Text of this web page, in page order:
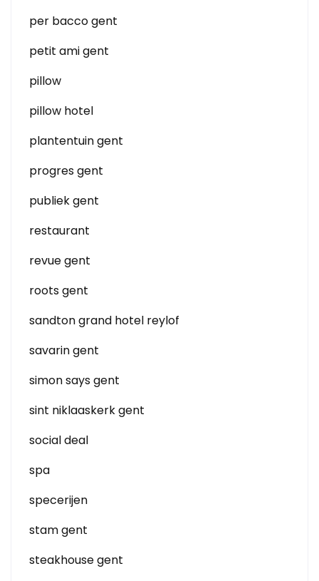
per bacco gent
petit ami gent
pillow
pillow hotel
plantentuin gent
progres gent
publiek gent
restaurant
revue gent
roots gent
sandton grand hotel reylof
savarin gent
simon says gent
sint niklaaskerk gent
social deal
spa
specerijen
stam gent
steakhouse gent